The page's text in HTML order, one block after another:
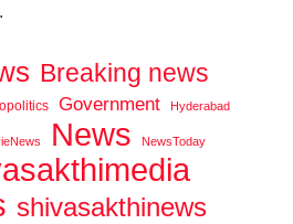
Breaking news
Government Hyderabad
News NewsToday
shivasakthinews